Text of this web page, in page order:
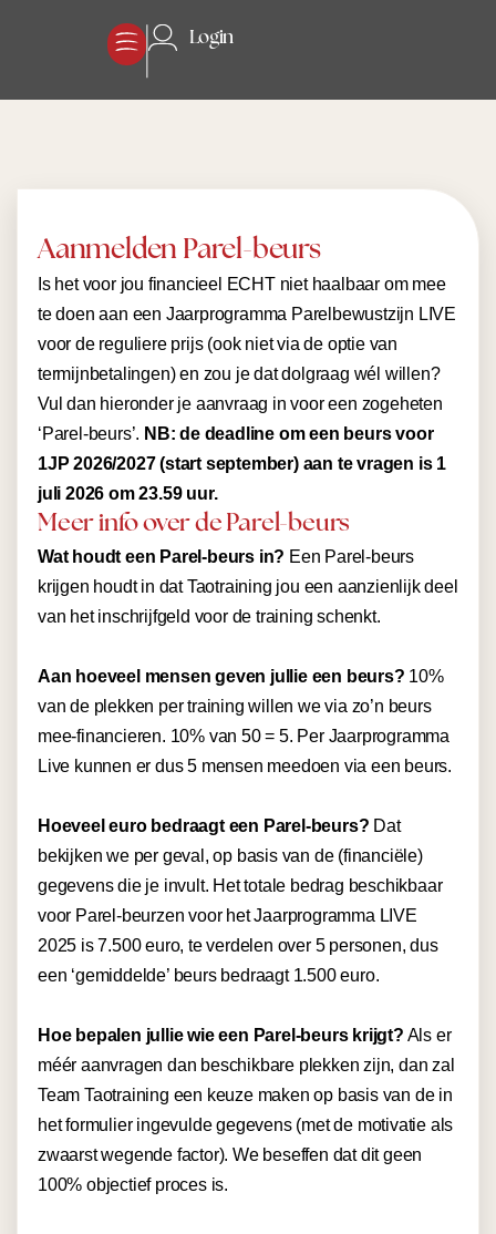
Login
Aanmelden Parel-beurs
Is het voor jou financieel ECHT niet haalbaar om mee
te doen aan een Jaarprogramma Parelbewustzijn LIVE
voor de reguliere prijs (ook niet via de optie van
termijnbetalingen) en zou je dat dolgraag wél willen?
Vul dan hieronder je aanvraag in voor een zogeheten
‘Parel-beurs’. NB: de deadline om een beurs voor
1JP 2026/2027 (start september) aan te vragen is 1
juli 2026 om 23.59 uur.
Meer info over de Parel-beurs
Wat houdt een Parel-beurs in? Een Parel-beurs
krijgen houdt in dat Taotraining jou een aanzienlijk deel
van het inschrijfgeld voor de training schenkt.
Aan hoeveel mensen geven jullie een beurs? 10%
van de plekken per training willen we via zo’n beurs
mee-financieren. 10% van 50 = 5. Per Jaarprogramma
Live kunnen er dus 5 mensen meedoen via een beurs.
Hoeveel euro bedraagt een Parel-beurs? Dat
bekijken we per geval, op basis van de (financiële)
gegevens die je invult. Het totale bedrag beschikbaar
voor Parel-beurzen voor het Jaarprogramma LIVE
2025 is 7.500 euro, te verdelen over 5 personen, dus
een ‘gemiddelde’ beurs bedraagt 1.500 euro.
Hoe bepalen jullie wie een Parel-beurs krijgt? Als er
méér aanvragen dan beschikbare plekken zijn, dan zal
Team Taotraining een keuze maken op basis van de in
het formulier ingevulde gegevens (met de motivatie als
zwaarst wegende factor). We beseffen dat dit geen
100% objectief proces is.